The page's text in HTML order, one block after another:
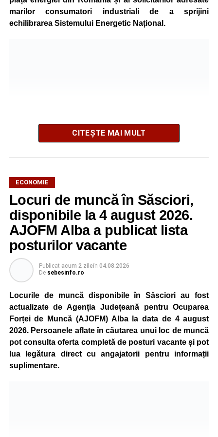
marilor consumatori industriali de a sprijini
echilibrarea Sistemului Energetic Național.
Potrivit unui comunicat al companiei, măsura va fi aplicată
gradual, în funcție de necesitățile sistemului energetic.
Reprezentanții Kronospan precizează că evoluția situației
este monitorizată permanent, iar activitatea va reveni la
capacitate normală imediat ce condițiile vor permite.
Compania dă asigurări că oprirea temporară a unor linii
de producție nu va afecta livrările către clienți.
Kronospan se numără printre cei mai mari consumatori de
energie electrică din România. O parte din necesarul
energetic este acoperită prin producția proprie de energie,
realizată cu ajutorul panourilor fotovoltaice și al unităților
de cogenerare.
Reprezentanții companiei afirmă că vor continua
colaborarea cu autoritățile și operatorii din domeniul
energetic pentru a contribui la depășirea perioadei dificile
CITEȘTE MAI MULT
ECONOMIE
Locuri de muncă în Săsciori,
disponibile la 4 august 2026.
AJOFM Alba a publicat lista
posturilor vacante
Publicat acum 2 zileîn 04.08.2026
De sebesinfo.ro
Locurile de muncă disponibile în Săsciori au fost
actualizate de Agenția Județeană pentru Ocuparea
Forței de Muncă (AJOFM) Alba la data de 4 august
2026. Persoanele aflate în căutarea unui loc de muncă
pot consulta oferta completă de posturi vacante și pot
lua legătura direct cu angajatorii pentru informații
suplimentare.